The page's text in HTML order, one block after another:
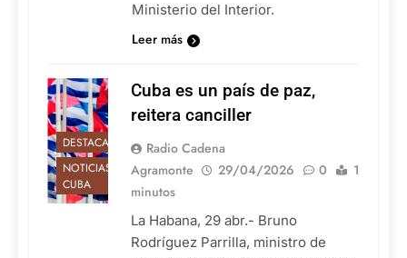
Ministerio del Interior.
Leer más
DESTACADAS
NOTICIAS DE
CUBA
Cuba es un país de paz,
reitera canciller
Radio Cadena
Agramonte
29/04/2026 0
1
minutos
La Habana, 29 abr.- Bruno
Rodríguez Parrilla, ministro de